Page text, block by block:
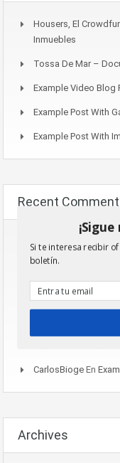
Housers, El
Inmuebles
Tossa De Mar –
Example Video Blog
Example Post With
Example Post With
Recent
Narkolog Na
Format
Mostbet_vmeiEn
CarlosBioge En
Archives
Si te interesa recibir
boletín.